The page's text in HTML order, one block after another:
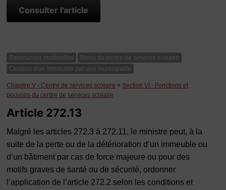
Consulter l'article
Ressources matérielles
Biens du centre de services scolaire
Cession d'un immeuble par une municipalité
Chapitre V - Centre de services scolaire > Section VI - Fonctions et
pouvoirs du centre de services scolaire
Article 272.13
Malgré les articles 272.3 à 272.11, le ministre peut, à la
suite de la perte ou de la détérioration d’un immeuble ou
d’un bâtiment par cas de force majeure ou pour des
motifs graves de santé ou de sécurité, ordonner
l’application de l’article 272.2 selon les conditions et